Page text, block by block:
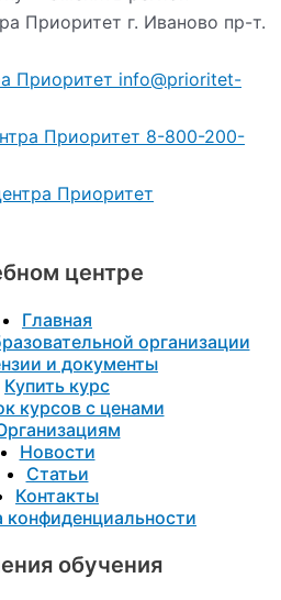
г. Иваново пр-т.
info@prioritet-
8-800-200-
центре
Главная
организации
и документы
Купить курс
курсов с ценами
Новости
Статьи
Контакты
конфиденциальности
обучения